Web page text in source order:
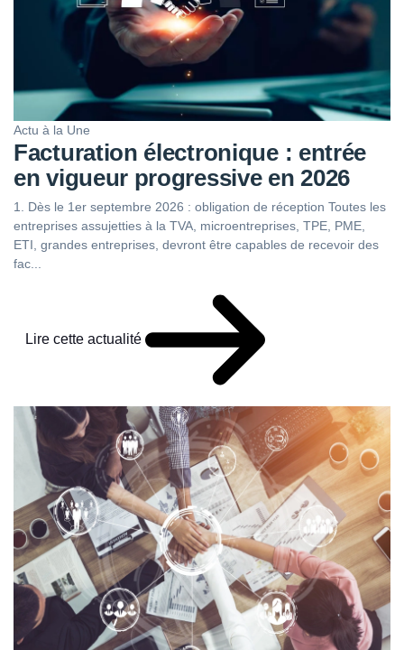
Actu à la Une
Facturation électronique : entrée
en vigueur progressive en 2026
1. Dès le 1er septembre 2026 : obligation de réception Toutes les
entreprises assujetties à la TVA, microentreprises, TPE, PME,
ETI, grandes entreprises, devront être capables de recevoir des
fac...
Lire cette actualité